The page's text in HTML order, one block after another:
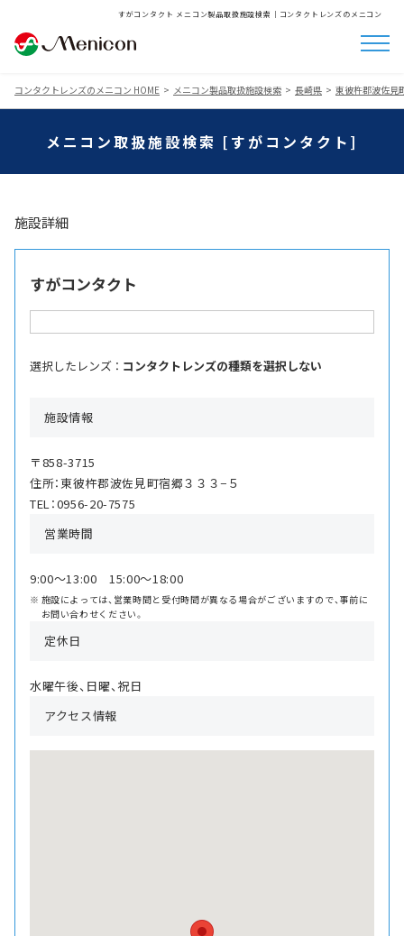
すがコンタクト メニコン製品取扱施設検索│コンタクトレンズのメニコン
コンタクトレンズのメニコン HOME メニコン製品取扱施設検索 長崎県 東彼杵郡波佐見
メニコン取扱施設検索 [すがコンタクト]
施設詳細
すがコンタクト
選択したレンズ ： コンタクトレンズの種類を選択しない
施設情報
〒858-3715
住所：東彼杵郡波佐見町宿郷３３３−５
TEL：0956-20-7575
営業時間
9:00〜13:00 15:00〜18:00
施設によっては、営業時間と受付時間が異なる場合がございますので、事前に
お問い合わせください。
定休日
水曜午後、日曜、祝日
アクセス情報